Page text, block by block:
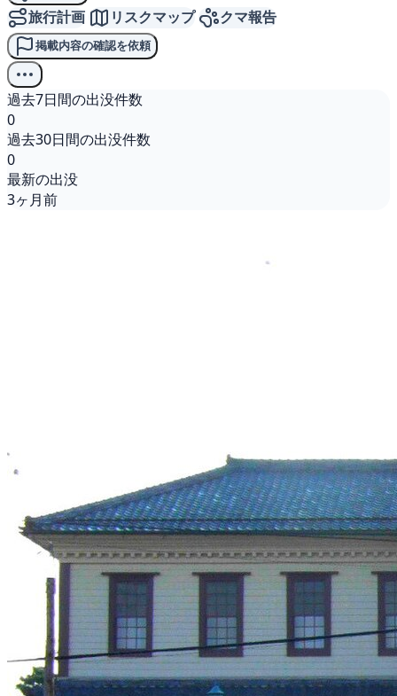
旅行計画 リスクマップ クマ報告
掲載内容の確認を依頼
過去7日間の出没件数
0
過去30日間の出没件数
0
最新の出没
3ヶ月前